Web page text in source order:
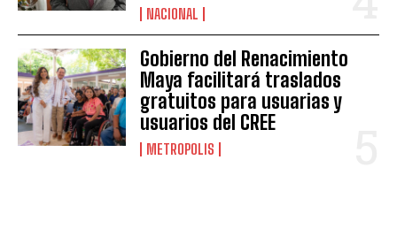
NACIONAL
Gobierno del Renacimiento
Maya facilitará traslados
gratuitos para usuarias y
usuarios del CREE
METROPOLIS